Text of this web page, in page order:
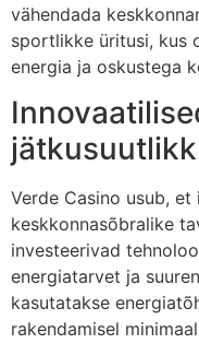
vähendada
sportlikke üritusi, kus
energia ja oskustega
Verde Casino usub,
keskkonnasõbralike
investeerivad
energiatarvet ja
kasutatakse
rakendamisel